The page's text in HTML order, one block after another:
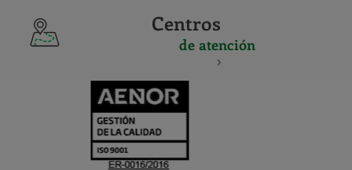
Centros
de atención